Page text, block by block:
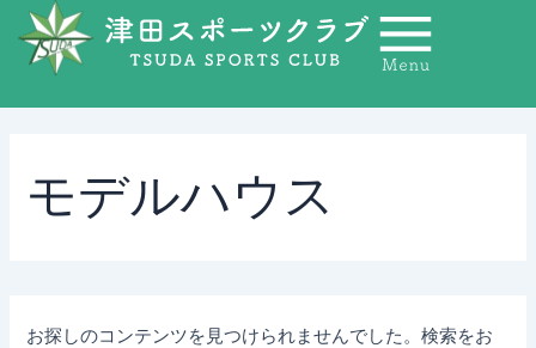
モデルハウス
お探しのコンテンツを見つけられませんでした。検索をお
検
索
対